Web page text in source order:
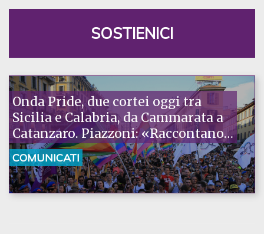
SOSTIENICI
Onda Pride, due cortei oggi tra
Sicilia e Calabria, da Cammarata a
Catanzaro. Piazzoni: «Raccontano
la nostra ostinazione»
COMUNICATI